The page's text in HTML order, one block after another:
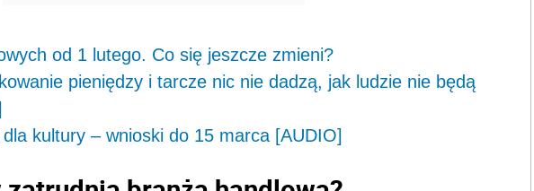
od 1 lutego. Co się jeszcze zmieni?
pieniędzy i tarcze nic nie dadzą, jak ludzie nie będą
dla kultury – wnioski do 15 marca [AUDIO]